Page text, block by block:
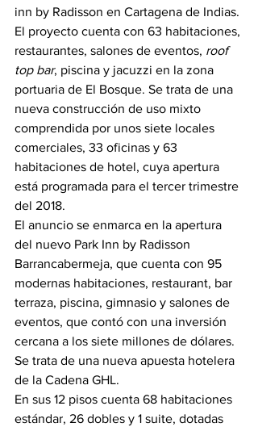
inn by Radisson en Cartagena de Indias.
El proyecto cuenta con 63 habitaciones,
restaurantes, salones de eventos, roof
top bar, piscina y jacuzzi en la zona
portuaria de El Bosque. Se trata de una
nueva construcción de uso mixto
comprendida por unos siete locales
comerciales, 33 oficinas y 63
habitaciones de hotel, cuya apertura
está programada para el tercer trimestre
del 2018.
El anuncio se enmarca en la apertura
del nuevo Park Inn by Radisson
Barrancabermeja, que cuenta con 95
modernas habitaciones, restaurant, bar
terraza, piscina, gimnasio y salones de
eventos, que contó con una inversión
cercana a los siete millones de dólares.
Se trata de una nueva apuesta hotelera
de la Cadena GHL.
En sus 12 pisos cuenta 68 habitaciones
estándar, 26 dobles y 1 suite, dotadas